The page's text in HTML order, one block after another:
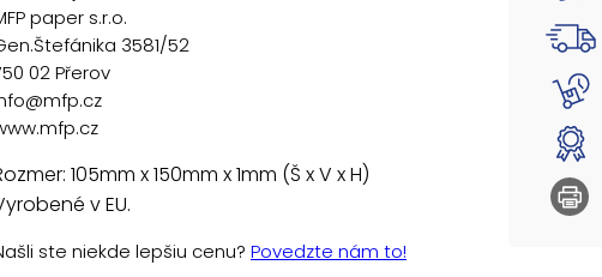
paper s.r.o.
3581/52
02 Přerov
105mm x 150mm x 1mm (Š x V x H)
v EU.
ste niekde lepšiu cenu? Povedzte nám to!